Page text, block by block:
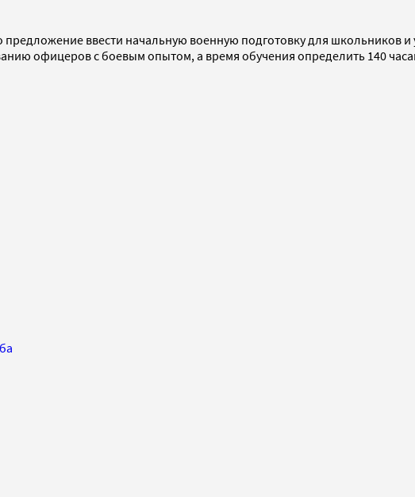
ввести начальную военную подготовку для школьников
офицеров с боевым опытом, а время обучения определить 140